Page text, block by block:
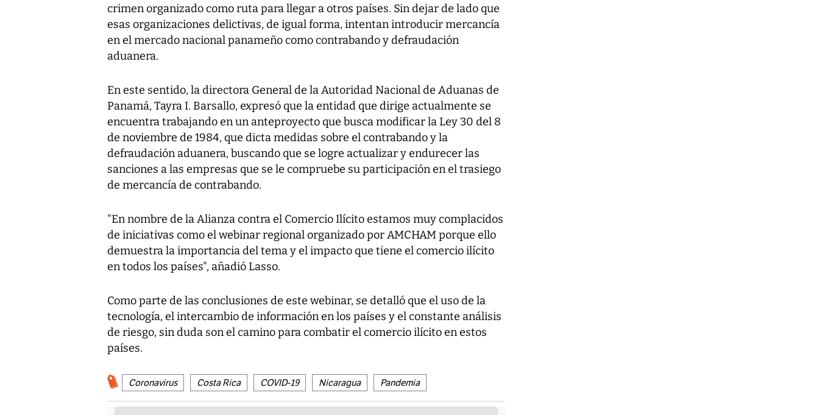
crimen organizado como ruta para llegar a otros países. Sin dejar de lado que
esas organizaciones delictivas, de igual forma, intentan introducir mercancía
en el mercado nacional panameño como contrabando y defraudación
aduanera.
En este sentido, la directora General de la Autoridad Nacional de Aduanas de
Panamá, Tayra I. Barsallo, expresó que la entidad que dirige actualmente se
encuentra trabajando en un anteproyecto que busca modificar la Ley 30 del 8
de noviembre de 1984, que dicta medidas sobre el contrabando y la
defraudación aduanera, buscando que se logre actualizar y endurecer las
sanciones a las empresas que se le compruebe su participación en el trasiego
de mercancía de contrabando.
"En nombre de la Alianza contra el Comercio Ilícito estamos muy complacidos
de iniciativas como el webinar regional organizado por AMCHAM porque ello
demuestra la importancia del tema y el impacto que tiene el comercio ilícito
en todos los países", añadió Lasso.
Como parte de las conclusiones de este webinar, se detalló que el uso de la
tecnología, el intercambio de información en los países y el constante análisis
de riesgo, sin duda son el camino para combatir el comercio ilícito en estos
países.
Coronavirus Costa Rica COVID-19 Nicaragua Pandemia